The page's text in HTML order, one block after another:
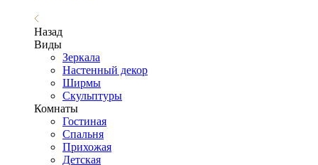
Назад
Виды
Зеркала
Настенный декор
Ширмы
Скульптуры
Комнаты
Гостиная
Спальня
Прихожая
Детская